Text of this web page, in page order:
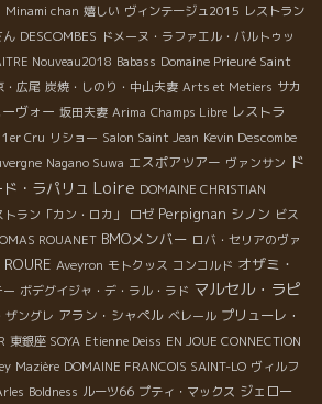
Minami chan 嬉しい ヴィンテージュ2015 レストラン
ん DESCOMBES ドメーヌ・ラファエル・バルトゥッ
Nouveau2018 Babass Domaine Prieuré Saint
・広尾 炭焼・しのり・中山夫妻 Arts et Metiers サカ
ヴォー 坂田夫妻 Arima Champs Libre レストラ
Cru リショー Salon Saint Jean Kevin Descombe
Nagano Suwa エスポアツアー ヴァンサン ド
・ラパリュ Loire DOMAINE CHRISTIAN
ラン「カン・ロカ」 ロゼ Perpignan シノン ビス
ROUANET BMOメンバー ロバ・セリアのヴァ
Aveyron モトクッス コンコルド オザミ・
ボデグイジャ・デ・ラル・ラド マルセル・ラピ
ザングレ アラン・シャペル ベレール プリューレ・
東銀座 SOYA Etienne Deiss EN JOUE CONNECTION
Mazière DOMAINE FRANCOIS SAINT-LO ヴィルフ
Boldness ルーツ66 プティ・マックス ジェロー